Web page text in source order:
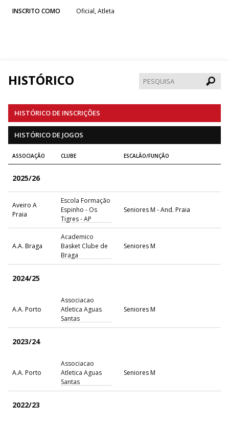
INSCRITO COMO Oficial, Atleta
HISTÓRICO
HISTÓRICO DE INSCRIÇÕES
HISTÓRICO DE JOGOS
ASSOCIAÇÃO CLUBE ESCALÃO/FUNÇÃO
2025/26
Aveiro A
Praia
Escola Formação
Espinho - Os
Tigres - AP
Seniores M - And. Praia
A.A. Braga
Academico
Basket Clube de
Braga
Seniores M
2024/25
A.A. Porto
Associacao
Atletica Aguas
Santas
Seniores M
2023/24
A.A. Porto
Associacao
Atletica Aguas
Santas
Seniores M
2022/23